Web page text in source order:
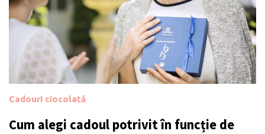
Cadouri ciocolată
Cum alegi cadoul potrivit în funcție de